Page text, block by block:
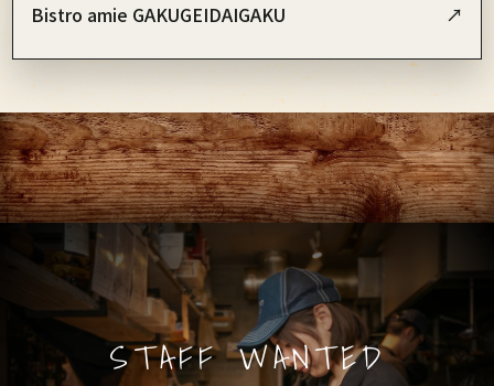
Bistro amie GAKUGEIDAIGAKU ↗
STAFF WANTED